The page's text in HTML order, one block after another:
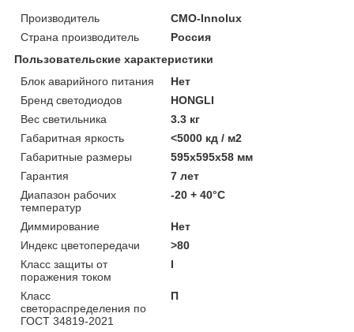
Производитель
CMO-Innolux
Страна производитель
Россия
Пользовательские характеристики
Блок аварийного питания
Нет
Бренд светодиодов
HONGLI
Вес светильника
3.3 кг
Габаритная яркость
<5000 кд / м2
Габаритные размеры
595х595х58 мм
Гарантия
7 лет
Диапазон рабочих
температур
-20 + 40°C
Диммирование
Нет
Индекс цветопередачи
>80
Класс защиты от
поражения током
I
Класс
светораспределения по
ГОСТ 34819-2021
П